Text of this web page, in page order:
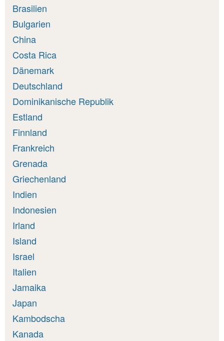
Brasilien
Bulgarien
China
Costa Rica
Dänemark
Deutschland
Dominikanische Republik
Estland
Finnland
Frankreich
Grenada
Griechenland
Indien
Indonesien
Irland
Island
Israel
Italien
Jamaika
Japan
Kambodscha
Kanada